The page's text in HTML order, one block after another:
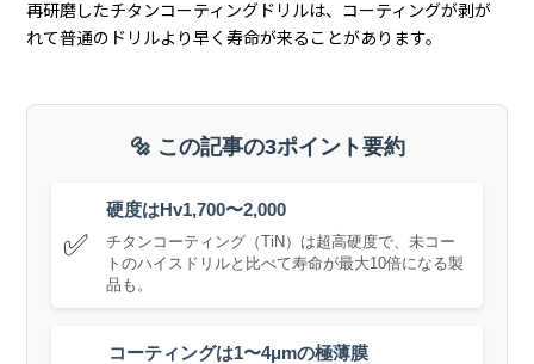
再研磨したチタンコーティングドリルは、コーティングが剥が
れて普通のドリルより早く寿命が来ることがあります。
🔩 この記事の3ポイント要約
✅
硬度はHv1,700〜2,000
チタンコーティング（TiN）は超高硬度で、未コー
トのハイスドリルと比べて寿命が最大10倍になる製
品も。
コーティングは1〜4μmの極薄膜